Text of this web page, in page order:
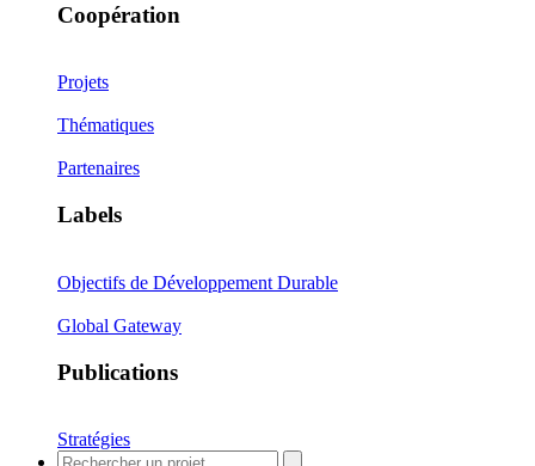
Coopération
Projets
Thématiques
Partenaires
Labels
Objectifs de Développement Durable
Global Gateway
Publications
Stratégies